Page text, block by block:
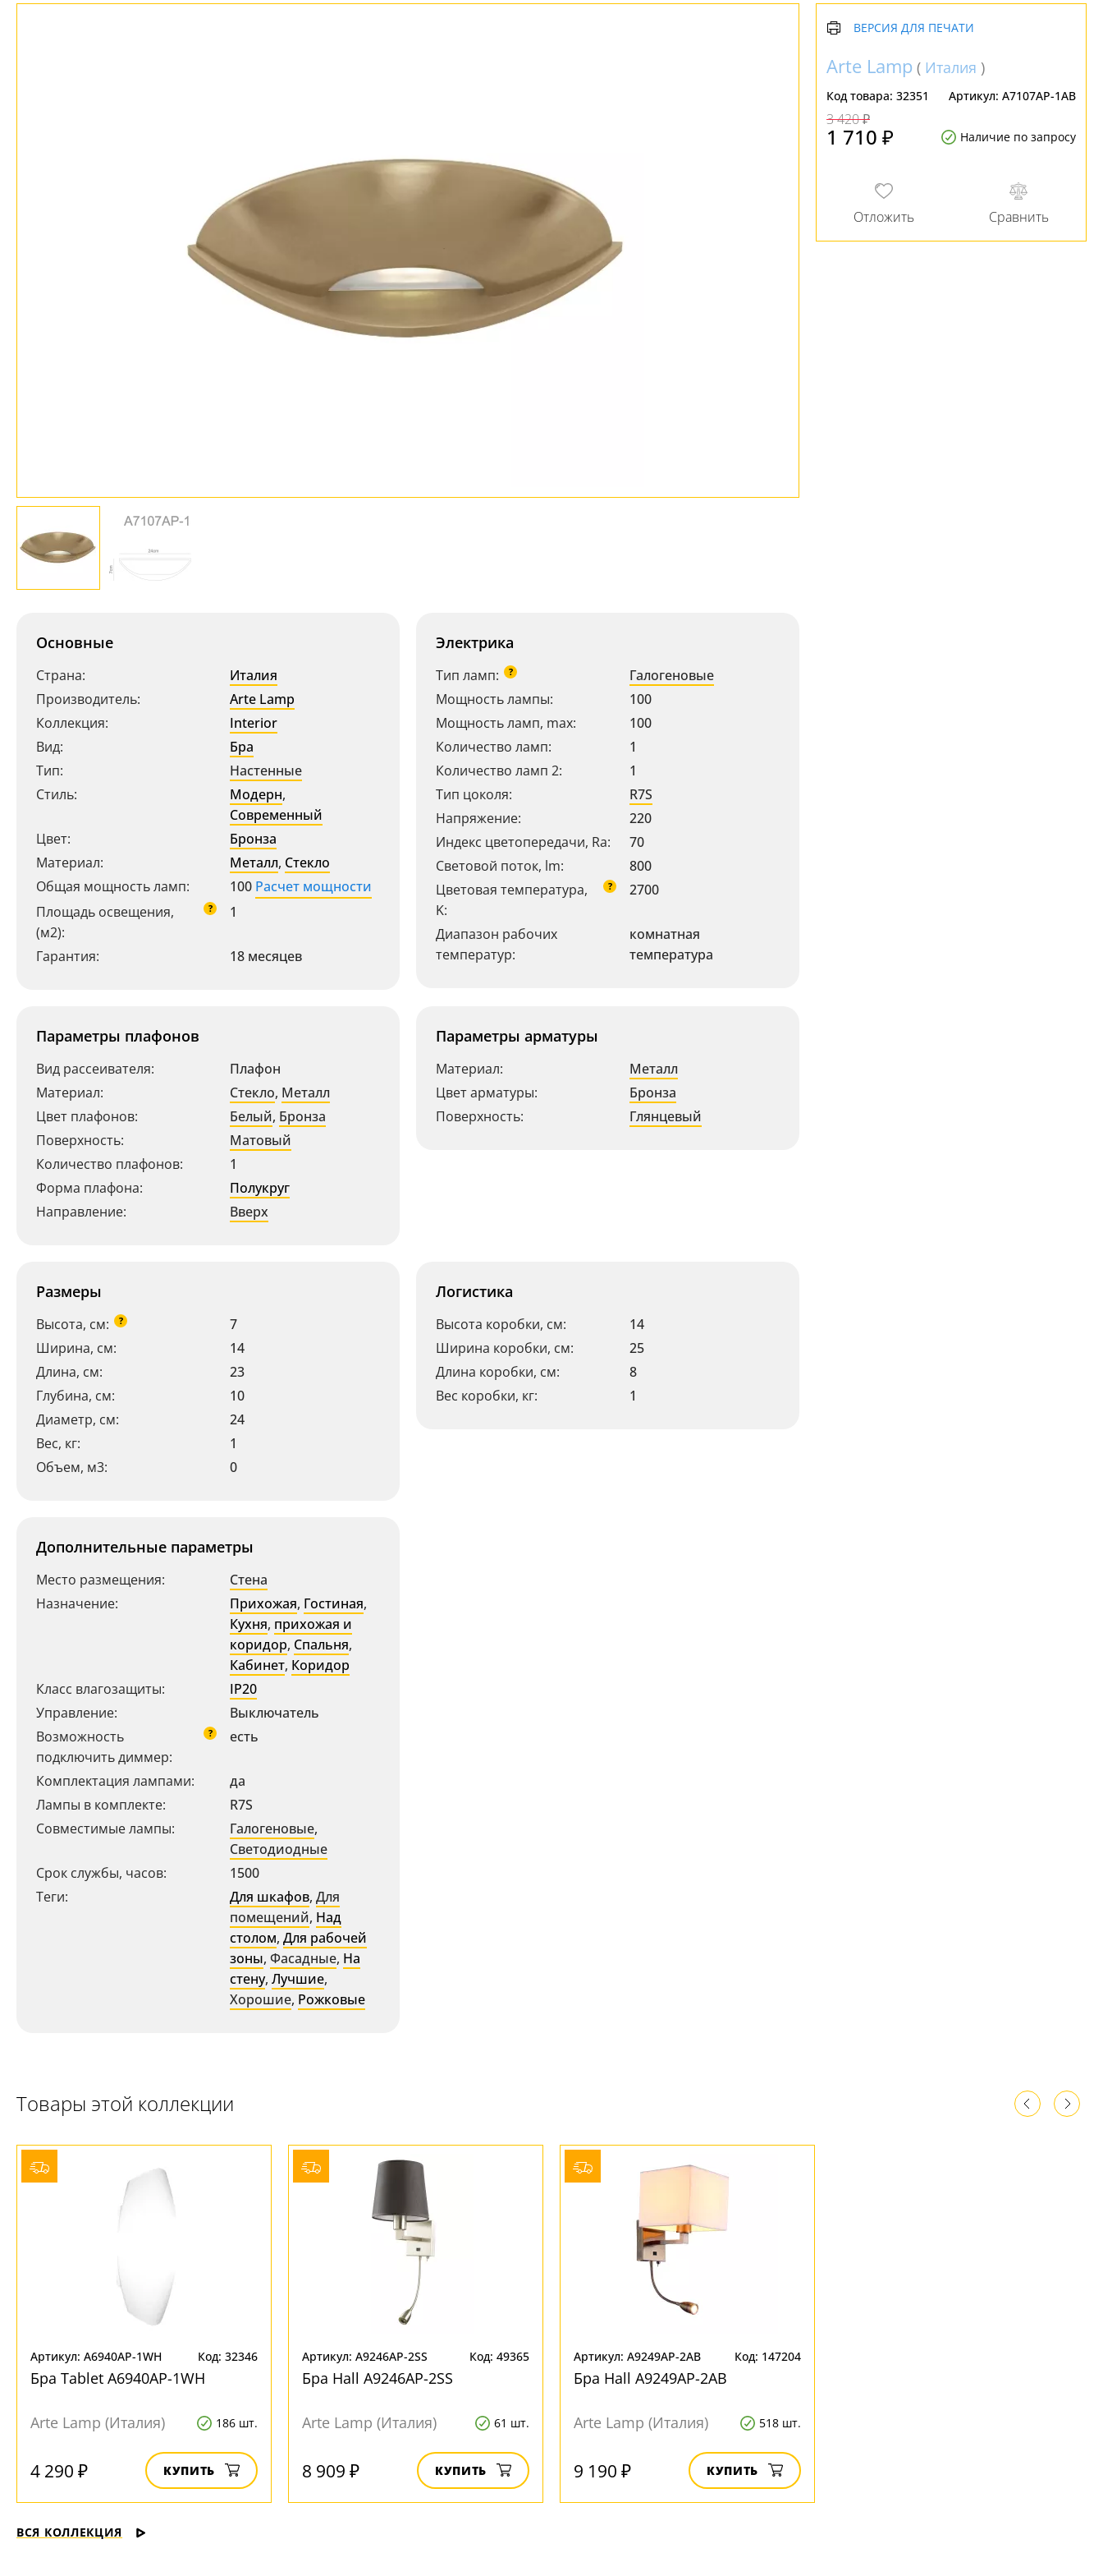
Ваш регион:Москва
+7 (800) 775-63-32 - бесплатно по России
+7 (495) 255-03-21 - бесплатная доставка
Основные
Страна:
Италия
Производитель:
Arte Lamp
Коллекция:
Interior
Вид:
Бра
Тип:
Настенные
Стиль:
Модерн,
Современный
Цвет:
Бронза
Материал:
Металл, Стекло
Общая мощность ламп:
100 Расчет мощности
Площадь освещения,
(м2):
? 1
Гарантия: 18 месяцев
Электрика
Тип ламп: ?
Галогеновые
Мощность лампы:
100
Мощность ламп, max:
100
Количество ламп:
1
Количество ламп 2:
1
Тип цоколя:
R7S
Напряжение:
220
Индекс цветопередачи, Ra:
70
Световой поток, lm:
800
Цветовая температура,
K:
? 2700
Диапазон рабочих
температур:
комнатная
температура
Параметры плафонов
Вид рассеивателя:
Плафон
Материал:
Стекло, Металл
Цвет плафонов:
Белый, Бронза
Поверхность:
Матовый
Количество плафонов:
1
Форма плафона:
Полукруг
Направление:
Вверх
Параметры арматуры
Материал:
Металл
Цвет арматуры:
Бронза
Поверхность:
Глянцевый
Размеры
Высота, см: ?
7
Ширина, см:
14
Длина, см:
23
Глубина, см:
10
Диаметр, см:
24
Вес, кг:
1
Объем, м3:
0
Логистика
Высота коробки, см:
14
Ширина коробки, см:
25
Длина коробки, см:
8
Вес коробки, кг:
1
Дополнительные параметры
Место размещения:
Стена
Назначение:
Прихожая, Гостиная,
Кухня, прихожая и
коридор, Спальня,
Кабинет, Коридор
Класс влагозащиты:
IP20
Управление:
Выключатель
Возможность
подключить диммер:
? есть
Комплектация лампами:
да
Лампы в комплекте:
R7S
Совместимые лампы:
Галогеновые,
Светодиодные
Срок службы, часов:
1500
Теги:
Для шкафов, Для
помещений, Над
столом, Для рабочей
зоны, Фасадные, На
стену, Лучшие,
Хорошие, Рожковые
ВЕРСИЯ ДЛЯ ПЕЧАТИ
Arte Lamp ( Италия )
Код товара: 32351 Артикул: A7107AP-1AB
3 420 ₽
1 710 ₽ Наличие по запросу
Товары этой коллекции
Артикул: A6940AP-1WH Код: 32346
Бра Tablet A6940AP-1WH
Arte Lamp (Италия) 186 шт.
4 290 ₽ КУПИТЬ
Артикул: A9246AP-2SS Код: 49365
Бра Hall A9246AP-2SS
Arte Lamp (Италия) 61 шт.
8 909 ₽ КУПИТЬ
Артикул: A9249AP-2AB Код: 147204
Бра Hall A9249AP-2AB
Arte Lamp (Италия) 518 шт.
9 190 ₽ КУПИТЬ
ВСЯ КОЛЛЕКЦИЯ